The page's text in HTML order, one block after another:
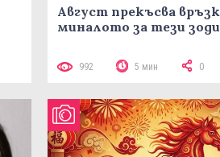
Август прекъсва
миналото за тези
992 5 мин 0